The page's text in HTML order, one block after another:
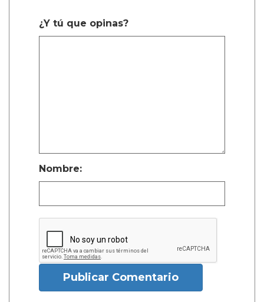
¿Y tú que opinas?
Nombre:
Publicar Comentario